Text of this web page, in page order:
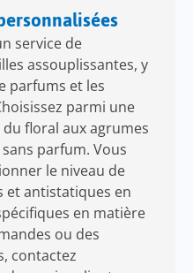
service de
assouplissantes, y
parfums et les
parmi une
floral aux agrumes
parfum. Vous
le niveau de
et antistatiques en
en matière
ou des
contactez